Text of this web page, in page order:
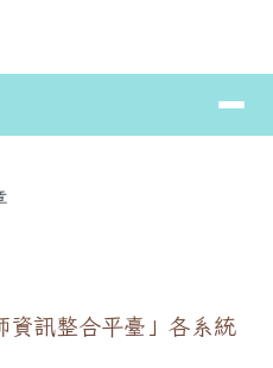
⏸
資訊整合平臺」各系統